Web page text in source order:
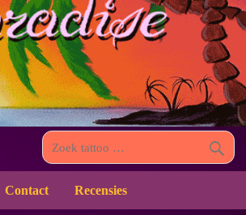
Contact Recensies